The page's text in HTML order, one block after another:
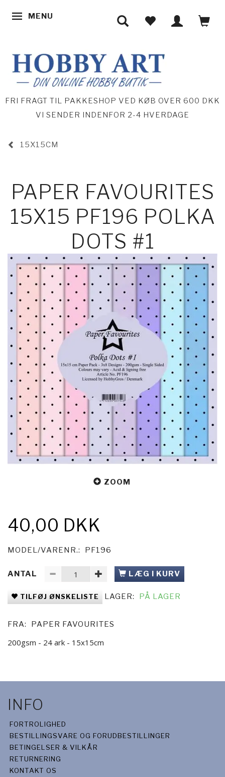
SKIFTE NAVIGATION
MENU
FRI FRAGT TIL PAKKESHOP VED KØB OVER 600 DKK
VI SENDER INDENFOR 2-4 HVERDAGE
15X15CM
PAPER FAVOURITES
15X15 PF196 POLKA
DOTS #1
ZOOM
40,00 DKK
MODEL/VARENR.: PF196
ANTAL LÆG I KURV
TILFØJ ØNSKELISTE LAGER: PÅ LAGER
FRA: PAPER FAVOURITES
200gsm - 24 ark - 15x15cm
INFO
FORTROLIGHED
BESTILLINGSVARE OG FORUDBESTILLINGER
BETINGELSER & VILKÅR
RETURNERING
KONTAKT OS